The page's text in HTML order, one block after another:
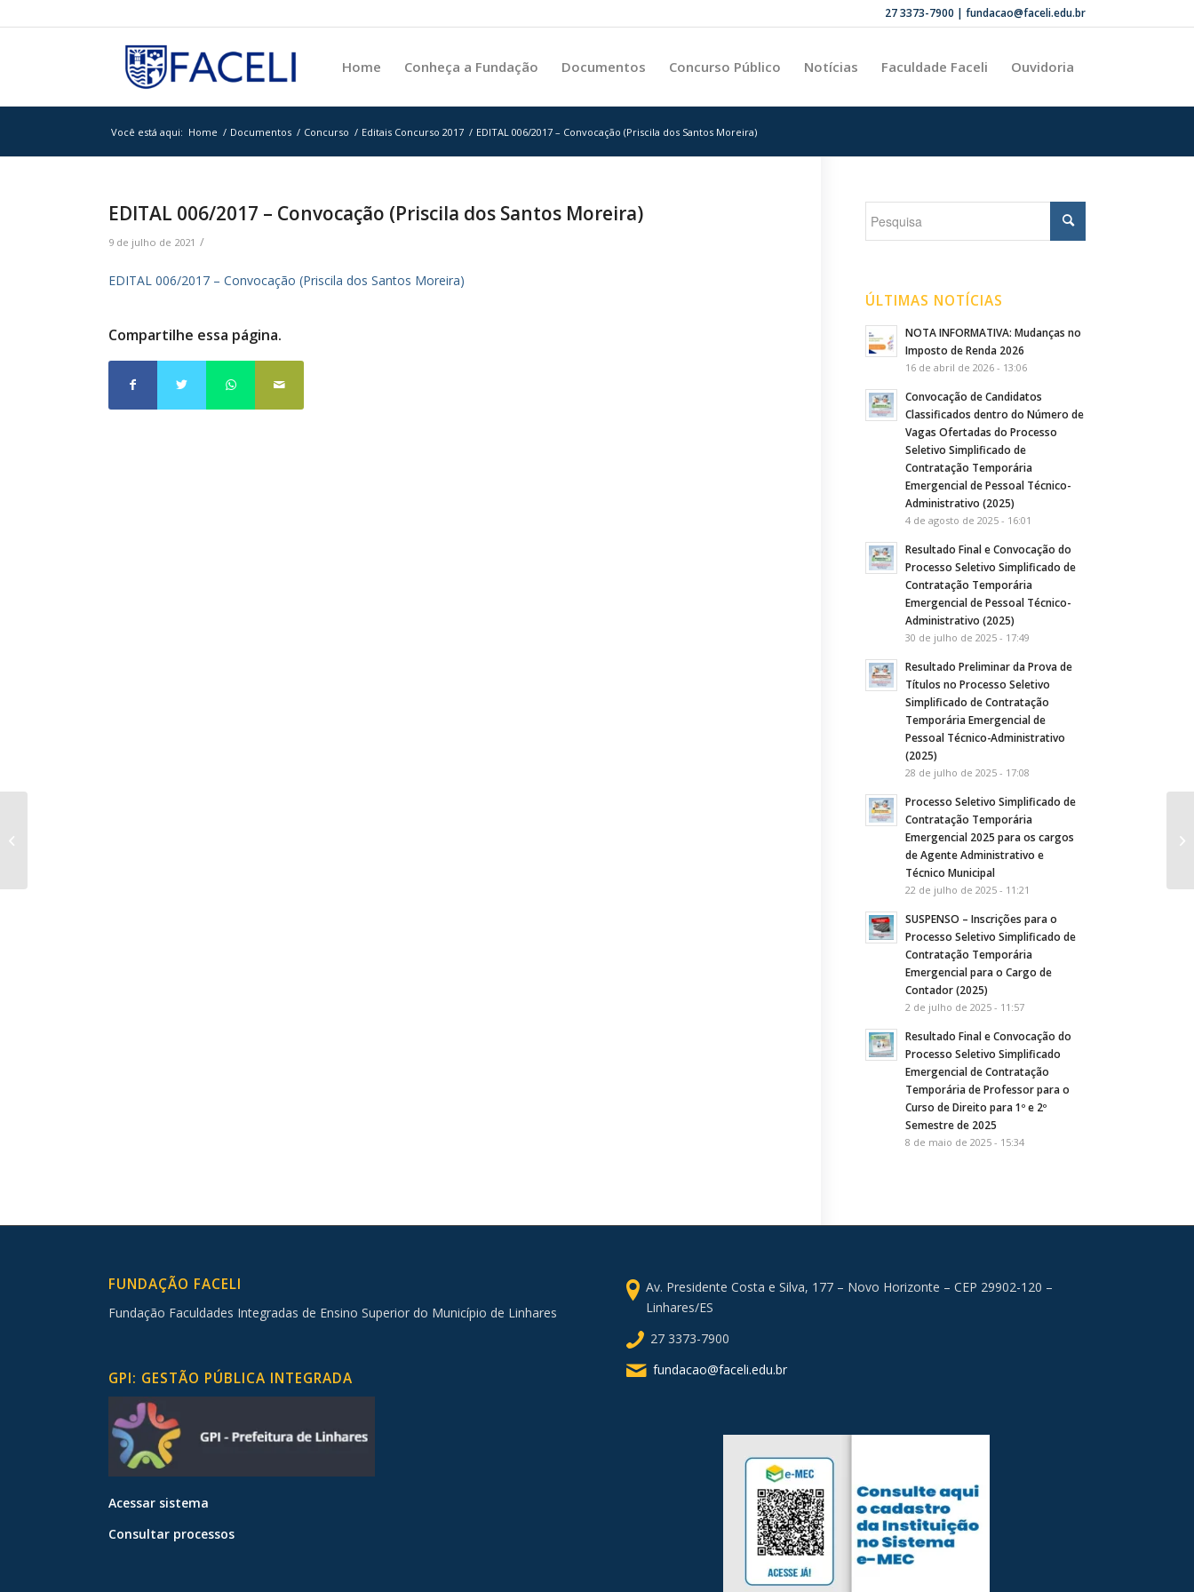
27 3373-7900 | fundacao@faceli.edu.br
Home Conheça a Fundação Documentos Concurso Público Notícias Faculdade Faceli Ouvidoria
Você está aqui: Home / Documentos / Concurso / Editais Concurso 2017 / EDITAL 006/2017 – Convocação (Priscila dos Santos Moreira)
EDITAL 006/2017 – Convocação (Priscila dos Santos Moreira)
9 de julho de 2021 /
EDITAL 006/2017 – Convocação (Priscila dos Santos Moreira)
Compartilhe essa página.
ÚLTIMAS NOTÍCIAS
NOTA INFORMATIVA: Mudanças no
Imposto de Renda 2026
16 de abril de 2026 - 13:06
Convocação de Candidatos
Classificados dentro do Número de
Vagas Ofertadas do Processo
Seletivo Simplificado de
Contratação Temporária
Emergencial de Pessoal Técnico-
Administrativo (2025)
4 de agosto de 2025 - 16:01
Resultado Final e Convocação do
Processo Seletivo Simplificado de
Contratação Temporária
Emergencial de Pessoal Técnico-
Administrativo (2025)
30 de julho de 2025 - 17:49
Resultado Preliminar da Prova de
Títulos no Processo Seletivo
Simplificado de Contratação
Temporária Emergencial de
Pessoal Técnico-Administrativo
(2025)
28 de julho de 2025 - 17:08
Processo Seletivo Simplificado de
Contratação Temporária
Emergencial 2025 para os cargos
de Agente Administrativo e
Técnico Municipal
22 de julho de 2025 - 11:21
SUSPENSO – Inscrições para o
Processo Seletivo Simplificado de
Contratação Temporária
Emergencial para o Cargo de
Contador (2025)
2 de julho de 2025 - 11:57
Resultado Final e Convocação do
Processo Seletivo Simplificado
Emergencial de Contratação
Temporária de Professor para o
Curso de Direito para 1º e 2º
Semestre de 2025
8 de maio de 2025 - 15:34
FUNDAÇÃO FACELI
Fundação Faculdades Integradas de Ensino Superior do Município de Linhares
GPI: GESTÃO PÚBLICA INTEGRADA
Acessar sistema
Consultar processos
Av. Presidente Costa e Silva, 177 – Novo Horizonte – CEP 29902-120 –
Linhares/ES
27 3373-7900
fundacao@faceli.edu.br